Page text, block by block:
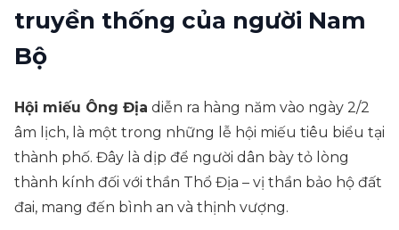
truyền thống của người Nam
Bộ
Hội miếu Ông Địa diễn ra hàng năm vào ngày 2/2
âm lịch, là một trong những lễ hội miếu tiêu biểu tại
thành phố. Đây là dịp để người dân bày tỏ lòng
thành kính đối với thần Thổ Địa – vị thần bảo hộ đất
đai, mang đến bình an và thịnh vượng.